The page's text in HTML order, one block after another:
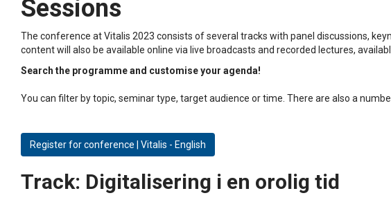
Sessions
The conference at Vitalis 2023 consists of several tracks with panel discussions,
content will also be available online via live broadcasts and recorded lectures,
Search the programme and customise your agenda!
You can filter by topic, seminar type, target audience or time. There are also a
Register for conference | Vitalis - English
Track: Digitalisering i en orolig tid